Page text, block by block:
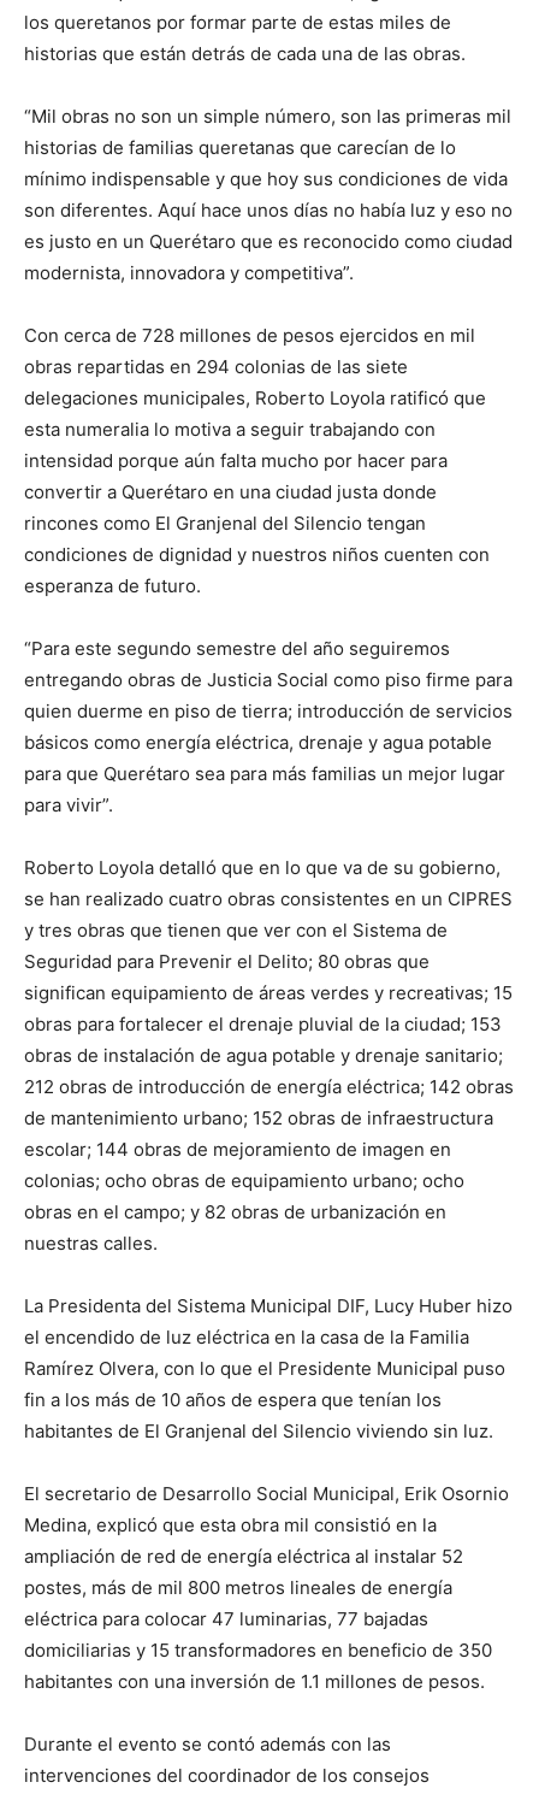
los queretanos por formar parte de estas miles de
historias que están detrás de cada una de las obras.
“Mil obras no son un simple número, son las primeras mil
historias de familias queretanas que carecían de lo
mínimo indispensable y que hoy sus condiciones de vida
son diferentes. Aquí hace unos días no había luz y eso no
es justo en un Querétaro que es reconocido como ciudad
modernista, innovadora y competitiva”.
Con cerca de 728 millones de pesos ejercidos en mil
obras repartidas en 294 colonias de las siete
delegaciones municipales, Roberto Loyola ratificó que
esta numeralia lo motiva a seguir trabajando con
intensidad porque aún falta mucho por hacer para
convertir a Querétaro en una ciudad justa donde
rincones como El Granjenal del Silencio tengan
condiciones de dignidad y nuestros niños cuenten con
esperanza de futuro.
“Para este segundo semestre del año seguiremos
entregando obras de Justicia Social como piso firme para
quien duerme en piso de tierra; introducción de servicios
básicos como energía eléctrica, drenaje y agua potable
para que Querétaro sea para más familias un mejor lugar
para vivir”.
Roberto Loyola detalló que en lo que va de su gobierno,
se han realizado cuatro obras consistentes en un CIPRES
y tres obras que tienen que ver con el Sistema de
Seguridad para Prevenir el Delito; 80 obras que
significan equipamiento de áreas verdes y recreativas; 15
obras para fortalecer el drenaje pluvial de la ciudad; 153
obras de instalación de agua potable y drenaje sanitario;
212 obras de introducción de energía eléctrica; 142 obras
de mantenimiento urbano; 152 obras de infraestructura
escolar; 144 obras de mejoramiento de imagen en
colonias; ocho obras de equipamiento urbano; ocho
obras en el campo; y 82 obras de urbanización en
nuestras calles.
La Presidenta del Sistema Municipal DIF, Lucy Huber hizo
el encendido de luz eléctrica en la casa de la Familia
Ramírez Olvera, con lo que el Presidente Municipal puso
fin a los más de 10 años de espera que tenían los
habitantes de El Granjenal del Silencio viviendo sin luz.
El secretario de Desarrollo Social Municipal, Erik Osornio
Medina, explicó que esta obra mil consistió en la
ampliación de red de energía eléctrica al instalar 52
postes, más de mil 800 metros lineales de energía
eléctrica para colocar 47 luminarias, 77 bajadas
domiciliarias y 15 transformadores en beneficio de 350
habitantes con una inversión de 1.1 millones de pesos.
Durante el evento se contó además con las
intervenciones del coordinador de los consejos